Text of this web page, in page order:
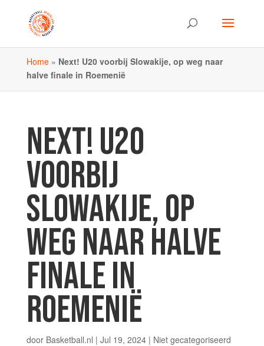
Home» Next! U20 voorbij Slowakije, op weg naar
halve finale in Roemenië
NEXT! U20
VOORBIJ
SLOWAKIJE, OP
WEG NAAR HALVE
FINALE IN
ROEMENIË
door Basketball.nl | Jul 19, 2024| Niet gecategoriseerd